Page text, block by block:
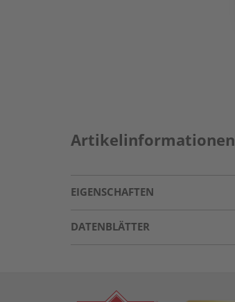
Artikelinformationen
EIGENSCHAFTEN
DATENBLÄTTER